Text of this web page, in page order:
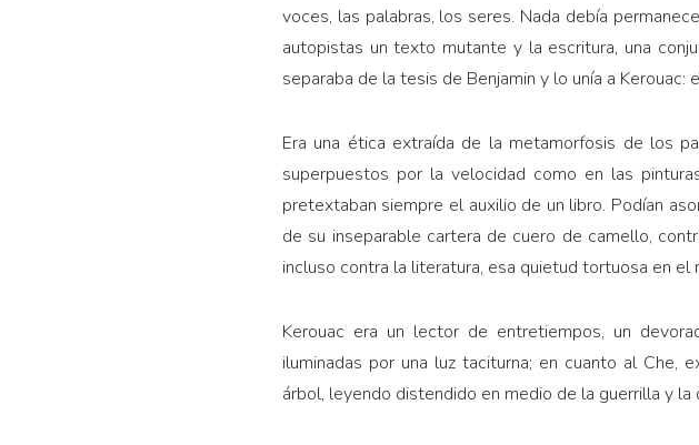
voces, las palabras, los seres. Nada debía
autopistas un texto mutante y la escritura, una
separaba de la tesis de Benjamin y lo unía a
Era una ética extraída de la metamorfosis de los
superpuestos por la velocidad como en las
pretextaban siempre el auxilio de un libro. Podían
de su inseparable cartera de cuero de camello,
incluso contra la literatura, esa quietud tortuosa en el
Kerouac era un lector de entretiempos, un
iluminadas por una luz taciturna; en cuanto al Che,
árbol, leyendo distendido en medio de la guerrilla y la